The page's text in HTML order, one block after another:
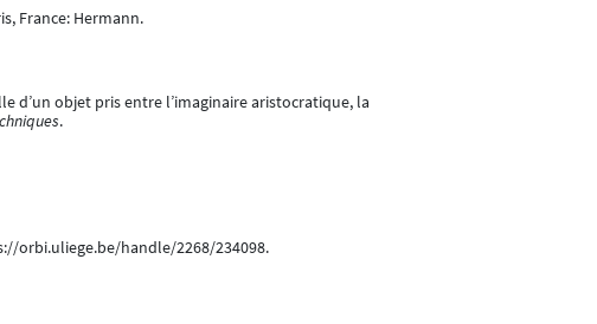
France: Hermann.
d’un objet pris entre l’imaginaire aristocratique, la
.
orbi.uliege.be/handle/2268/234098.